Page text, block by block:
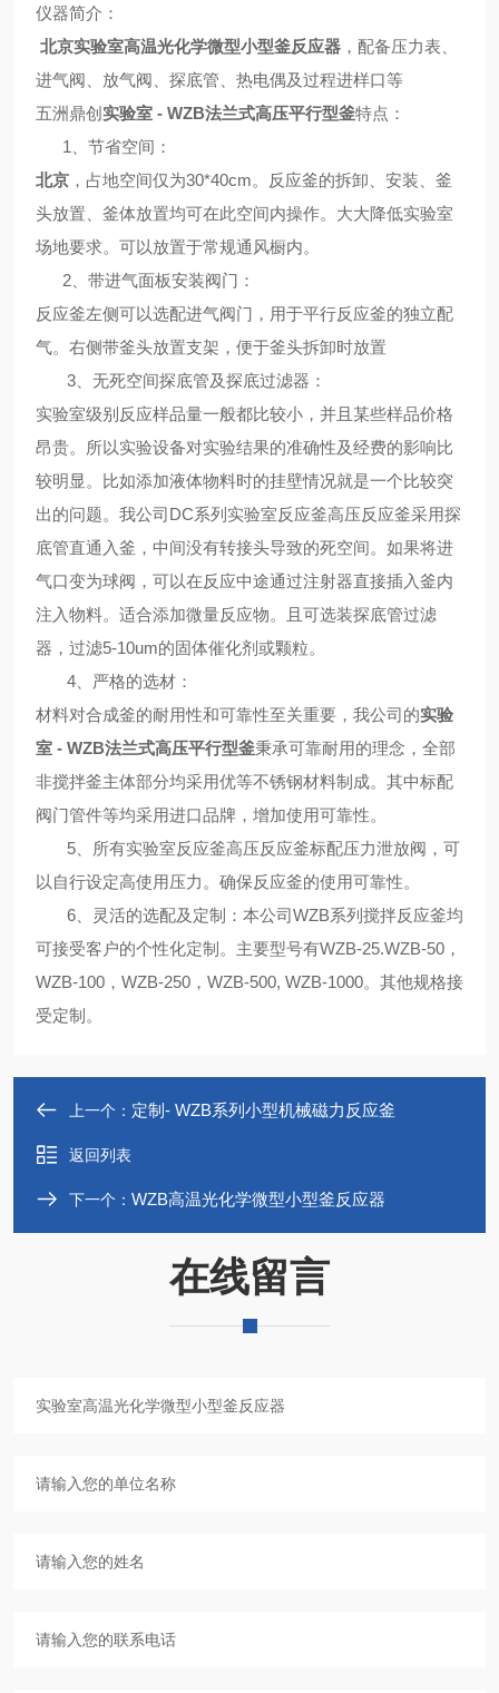
仪器简介 ：
北京实验室高温光化学微型小型釜反应器 ，配备压力表、
进气阀、放气阀、探底管、热电偶及过程进样口等
五洲鼎创 实验室 - WZB法兰式高压平行型釜特点 ：
1、 节省空间 ：
北京 ，占地空间仅为30*40cm。反应釜的拆卸、安装、釜
头放置、釜体放置均可在此空间内操作。大大降低实验室
场地要求。可以放置于常规通风橱内。
2、 带进气面板安装阀门 ：
反应釜左侧可以选配进气阀门，用于平行反应釜的独立配
气。右侧带釜头放置支架，便于釜头拆卸时放置
3、 无死空间探底管及探底过滤器 ：
实验室级别反应样品量一般都比较小，并且某些样品价格
昂贵。所以实验设备对实验结果的准确性及经费的影响比
较明显。比如添加液体物料时的挂壁情况就是一个比较突
出的问题。我公司DC系列 实验室反应釜高压反应釜采用探
底管直通入釜，中间没有转接头导致的死空间。如果将进
气口变为球阀，可以在反应中途通过注射器直接插入釜内
注入物料。适合添加微量反应物。且可选装探底管过滤
器，过滤5-10um的固体催化剂或颗粒。
4、 严格的选材 ：
材料对合成釜的耐用性和可靠性至关重要，我公司的实验
室 - WZB法兰式高压平行型釜秉承可靠耐用的理念，全部
非搅拌釜主体部分均采用优等不锈钢材料制成。其中标配
阀门管件等均采用进口品牌，增加使用可靠性。
5、
所有实验室反应釜高压反应釜标配压力泄放阀，可
以自行设定高使用压力。确保反应釜的使用可靠性。
6、
灵活的选配及定制 ：本公司WZB系列搅拌反应釜均
可接受客户的个性化定制。主要型号有WZB-25.WZB-50，
WZB-100， WZB-250， WZB-500, WZB-1000。其他规格接
受定制。
上一个： 定制- WZB系列小型机械磁力反应釜
返回列表
下一个： WZB高温光化学微型小型釜反应器
在线留言